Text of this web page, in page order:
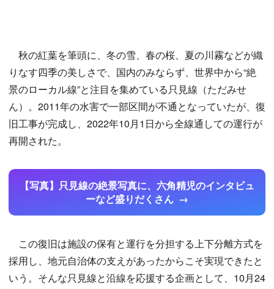
秋の紅葉を筆頭に、冬の雪、春の桜、夏の川霧などが織
りなす四季の美しさで、国内のみならず、世界中から“絶
景のローカル線”と注目を集めている只見線（ただみせ
ん）。2011年の水害で一部区間が不通となっていたが、復
旧工事が完成し、2022年10月1日から全線通しての運行が
再開された。
【写真】只見線の絶景写真に、六角精児のインタビュ
ーなど盛りだくさん
この復旧は施設の保有と運行を分担する上下分離方式を
採用し、地元自治体の支えがあったからこそ実現できたと
いう。そんな只見線と沿線を応援する企画として、10月24